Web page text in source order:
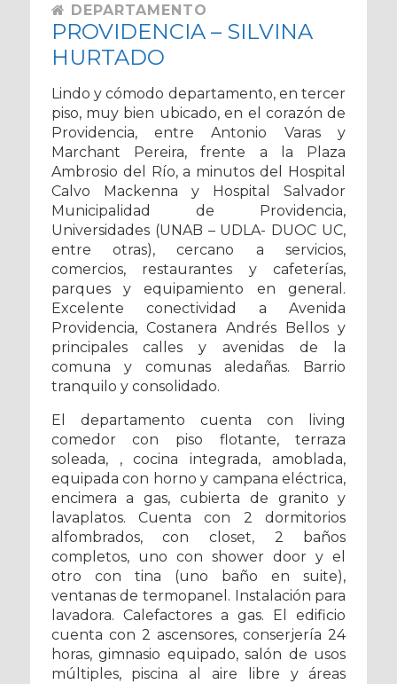
DEPARTAMENTO
PROVIDENCIA – SILVINA
HURTADO
Lindo y cómodo departamento, en tercer
piso, muy bien ubicado, en el corazón de
Providencia, entre Antonio Varas y
Marchant Pereira, frente a la Plaza
Ambrosio del Río, a minutos del Hospital
Calvo Mackenna y Hospital Salvador
Municipalidad de Providencia,
Universidades (UNAB – UDLA- DUOC UC,
entre otras), cercano a servicios,
comercios, restaurantes y cafeterías,
parques y equipamiento en general.
Excelente conectividad a Avenida
Providencia, Costanera Andrés Bellos y
principales calles y avenidas de la
comuna y comunas aledañas. Barrio
tranquilo y consolidado.
El departamento cuenta con living
comedor con piso flotante, terraza
soleada, , cocina integrada, amoblada,
equipada con horno y campana eléctrica,
encimera a gas, cubierta de granito y
lavaplatos. Cuenta con 2 dormitorios
alfombrados, con closet, 2 baños
completos, uno con shower door y el
otro con tina (uno baño en suite),
ventanas de termopanel. Instalación para
lavadora. Calefactores a gas. El edificio
cuenta con 2 ascensores, conserjería 24
horas, gimnasio equipado, salón de usos
múltiples, piscina al aire libre y áreas